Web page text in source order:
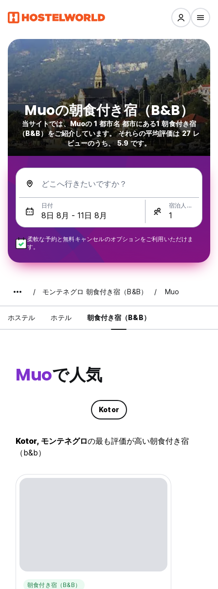
Muoの朝食付き宿（B&B）
当サイトでは、Muoの 1 都市名 都市にある1 朝食付き宿
（B&B）をご紹介しています。 それらの平均評価は 27 レ
ビューのうち、 5.9 です。
どこへ行きたいですか？
日付 宿泊人数
柔軟な予約と無料キャンセルのオプションをご利用いただけま
す。
モンテネグロ 朝食付き宿（B&B） Muo
ホステル ホテル 朝食付き宿（B&B）
Muoで人気
Kotor
Kotor, モンテネグロの最も評価が高い朝食付き宿
（b&b）
朝食付き宿（B&B）